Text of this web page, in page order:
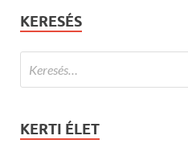
KERESÉS
KERTI ÉLET